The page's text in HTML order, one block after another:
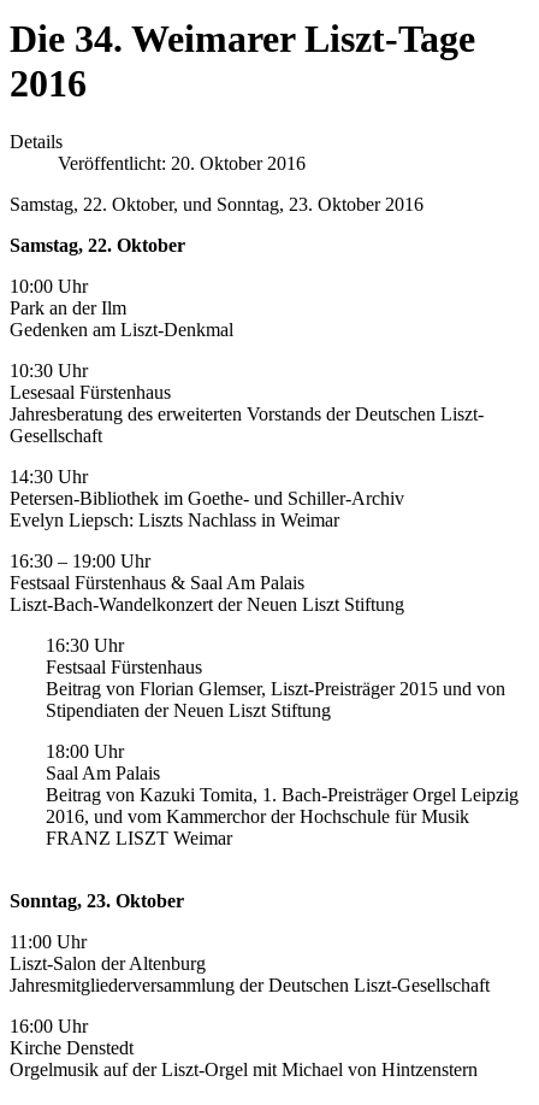
Die 34. Weimarer Liszt-Tage
2016
Details
Veröffentlicht: 20. Oktober 2016
Samstag, 22. Oktober, und Sonntag, 23. Oktober 2016
Samstag, 22. Oktober
10:00 Uhr
Park an der Ilm
Gedenken am Liszt-Denkmal
10:30 Uhr
Lesesaal Fürstenhaus
Jahresberatung des erweiterten Vorstands der Deutschen Liszt-
Gesellschaft
14:30 Uhr
Petersen-Bibliothek im Goethe- und Schiller-Archiv
Evelyn Liepsch: Liszts Nachlass in Weimar
16:30 – 19:00 Uhr
Festsaal Fürstenhaus & Saal Am Palais
Liszt-Bach-Wandelkonzert der Neuen Liszt Stiftung
16:30 Uhr
Festsaal Fürstenhaus
Beitrag von Florian Glemser, Liszt-Preisträger 2015 und von
Stipendiaten der Neuen Liszt Stiftung
18:00 Uhr
Saal Am Palais
Beitrag von Kazuki Tomita, 1. Bach-Preisträger Orgel Leipzig
2016, und vom Kammerchor der Hochschule für Musik
FRANZ LISZT Weimar
Sonntag, 23. Oktober
11:00 Uhr
Liszt-Salon der Altenburg
Jahresmitgliederversammlung der Deutschen Liszt-Gesellschaft
16:00 Uhr
Kirche Denstedt
Orgelmusik auf der Liszt-Orgel mit Michael von Hintzenstern